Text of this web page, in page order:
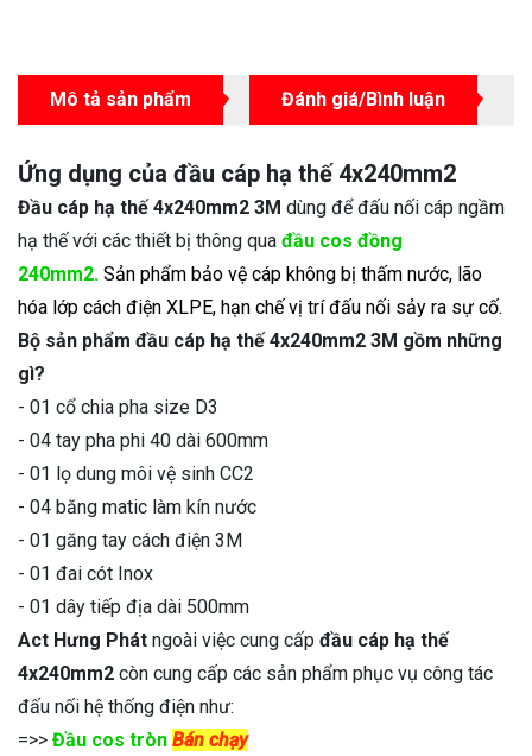
Mô tả sản phẩm Đánh giá/Bình luận
Ứng dụng của đầu cáp hạ thế 4x240mm2
Đầu cáp hạ thế 4x240mm2 3M dùng để đấu nối cáp ngầm
hạ thế với các thiết bị thông qua đầu cos đồng
240mm2. Sản phẩm bảo vệ cáp không bị thấm nước, lão
hóa lớp cách điện XLPE, hạn chế vị trí đấu nối sảy ra sự cố.
Bộ sản phẩm đầu cáp hạ thế 4x240mm2 3M gồm những
gì?
- 01 cổ chia pha size D3
- 04 tay pha phi 40 dài 600mm
- 01 lọ dung môi vệ sinh CC2
- 04 băng matic làm kín nước
- 01 găng tay cách điện 3M
- 01 đai cót Inox
- 01 dây tiếp địa dài 500mm
Act Hưng Phát ngoài việc cung cấp đầu cáp hạ thế
4x240mm2 còn cung cấp các sản phẩm phục vụ công tác
đấu nối hệ thống điện như:
=>> Đầu cos tròn Bán chạy